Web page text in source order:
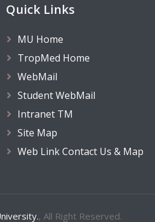
Quick Links
MU Home
TropMed Home
WebMail
Student WebMail
Intranet TM
Site Map
Web Link Contact Us & Map
, All Right Reserved.